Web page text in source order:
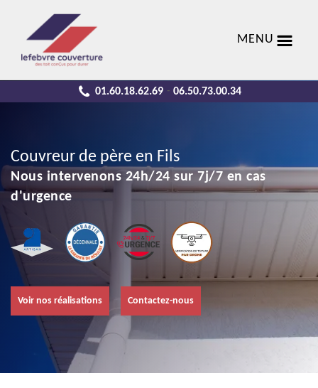
MENU
01.60.18.62.69 - 06.50.73.00.34
Couvreur de père en Fils
Nous intervenons 24h/24 sur 7j/7 en cas
d'urgence
Voir nos réalisations Contactez-nous